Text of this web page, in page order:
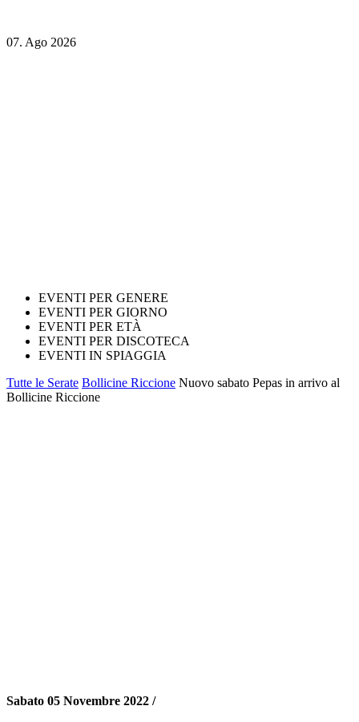
07. Ago 2026
EVENTI PER GENERE
EVENTI PER GIORNO
EVENTI PER ETÀ
EVENTI PER DISCOTECA
EVENTI IN SPIAGGIA
Tutte le Serate Bollicine Riccione Nuovo sabato Pepas in arrivo al
Bollicine Riccione
Sabato 05 Novembre 2022 /